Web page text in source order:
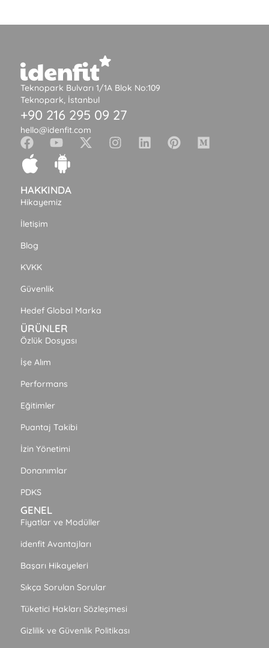
Teknopark Bulvarı 1/1A Blok No:109
Teknopark, İstanbul
+90 216 295 09 27
hello@idenfit.com
HAKKINDA
Hikayemiz
İletişim
Blog
KVKK
Güvenlik
Hedef Global Marka
ÜRÜNLER
Özlük Dosyası
İşe Alım
Performans
Eğitimler
Puantaj Takibi
İzin Yönetimi
Donanımlar
PDKS
GENEL
Fiyatlar ve Modüller
idenfit Avantajları
Başarı Hikayeleri
Sıkça Sorulan Sorular
Tüketici Hakları Sözleşmesi
Gizlilik ve Güvenlik Politikası